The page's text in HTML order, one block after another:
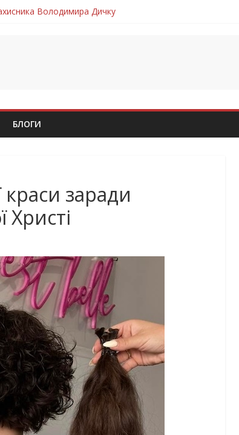
Володимира Дичку
Дмитро Березко з Тернопільщини
Володимира Вельму
захисника Андрія Іскоростенського
БЛОГИ
краси заради
Христі